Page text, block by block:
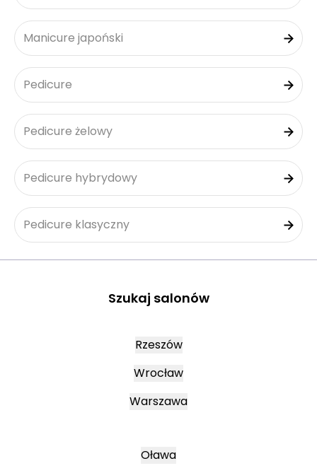
Manicure japoński
Pedicure
Pedicure żelowy
Pedicure hybrydowy
Pedicure klasyczny
Szukaj salonów
Rzeszów
Wrocław
Warszawa
Oława